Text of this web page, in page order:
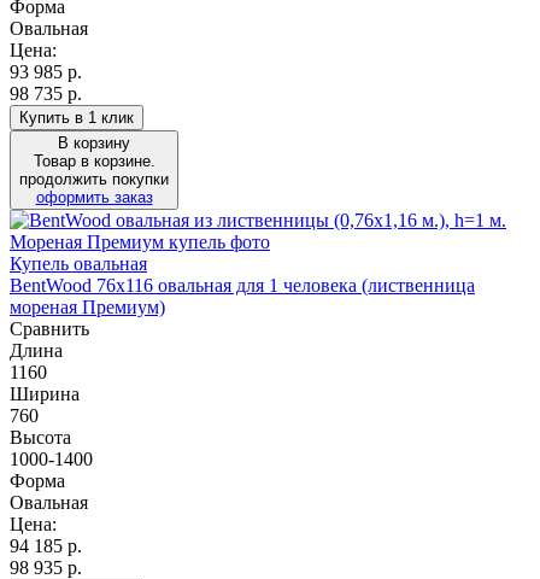
Форма
Овальная
Цена:
93 985 р.
98 735 р.
Купить в 1 клик
В корзину
Товар в корзине.
продолжить покупки
оформить заказ
Купель овальная
BentWood 76х116 овальная для 1 человека (лиственница
мореная Премиум)
Сравнить
Длина
1160
Ширина
760
Высота
1000-1400
Форма
Овальная
Цена:
94 185 р.
98 935 р.